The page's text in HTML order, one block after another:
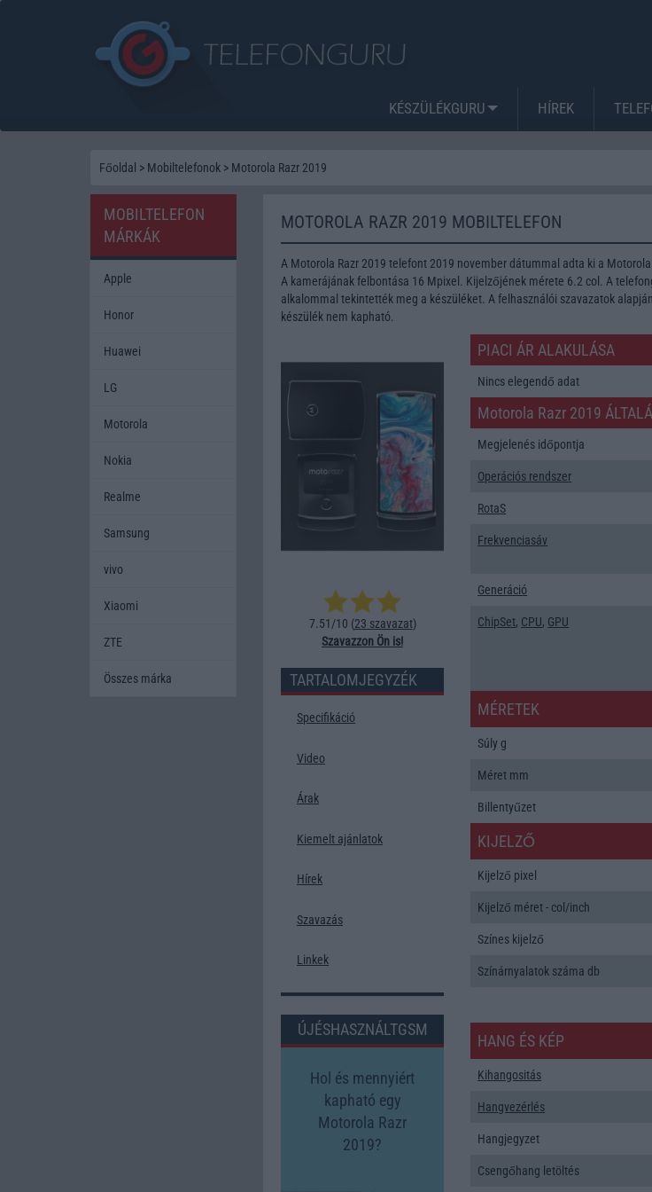
KÉSZÜLÉKGURU HÍREK
Főoldal > Mobiltelefonok > Motorola Razr 2019
MOTOROLA RAZR 2019 MOBILTELEFON
A Motorola Razr 2019 telefont 2019 november dátummal adta ki a
A kamerájának felbontása 16 Mpixel. Kijelzőjének mérete 6.2 col. A
alkalommal tekintették meg a készüléket. A felhasználói szavazatok
készülék nem kapható.
7.51/10 (23 szavazat)
Szavazzon Ön is!
TARTALOMJEGYZÉK
Specifikáció
Video
Árak
Kiemelt ajánlatok
Hírek
Szavazás
Linkek
ÚJÉSHASZNÁLTGSM
Hol és mennyiért
kapható egy
Motorola Razr
2019?
PIACI ÁR ALAKULÁSA
Nincs elegendő adat
Motorola Razr 2019
Megjelenés időpontja
Operációs rendszer
RotaS
Frekvenciasáv
Generáció
ChipSet, CPU, GPU
MÉRETEK
Súly g
Méret mm
Billentyűzet
KIJELZŐ
Kijelző pixel
Kijelző méret - col/inch
Színes kijelző
Színárnyalatok száma db
HANG ÉS KÉP
Kihangositás
Hangvezérlés
Hangjegyzet
Csengőhang letöltés
MOBILTELEFON
MÁRKÁK
Apple
Honor
Huawei
LG
Motorola
Nokia
Realme
Samsung
vivo
Xiaomi
ZTE
Összes márka